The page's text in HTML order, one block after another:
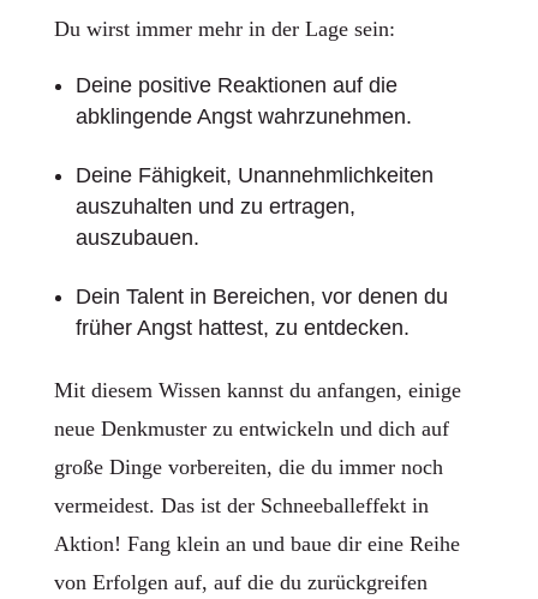
Du wirst immer mehr in der Lage sein:
Deine positive Reaktionen auf die
abklingende Angst wahrzunehmen.
Deine Fähigkeit, Unannehmlichkeiten
auszuhalten und zu ertragen,
auszubauen.
Dein Talent in Bereichen, vor denen du
früher Angst hattest, zu entdecken.
Mit diesem Wissen kannst du anfangen, einige
neue Denkmuster zu entwickeln und dich auf
große Dinge vorbereiten, die du immer noch
vermeidest. Das ist der Schneeballeffekt in
Aktion! Fang klein an und baue dir eine Reihe
von Erfolgen auf, auf die du zurückgreifen